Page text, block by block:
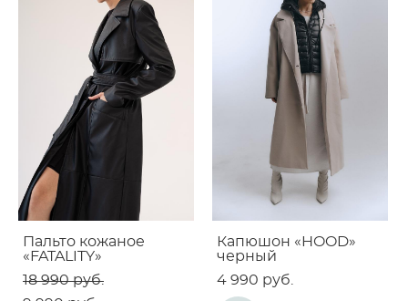
Пальто кожаное
«FATALITY»
18 990 pуб.
Капюшон «HOOD»
черный
4 990 pуб.